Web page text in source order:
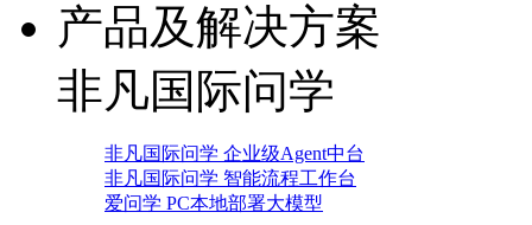
产品及解决方案
非凡国际问学
非凡国际问学 企业级Agent中台
非凡国际问学 智能流程工作台
爱问学 PC本地部署大模型